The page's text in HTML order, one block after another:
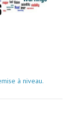
à niveau.